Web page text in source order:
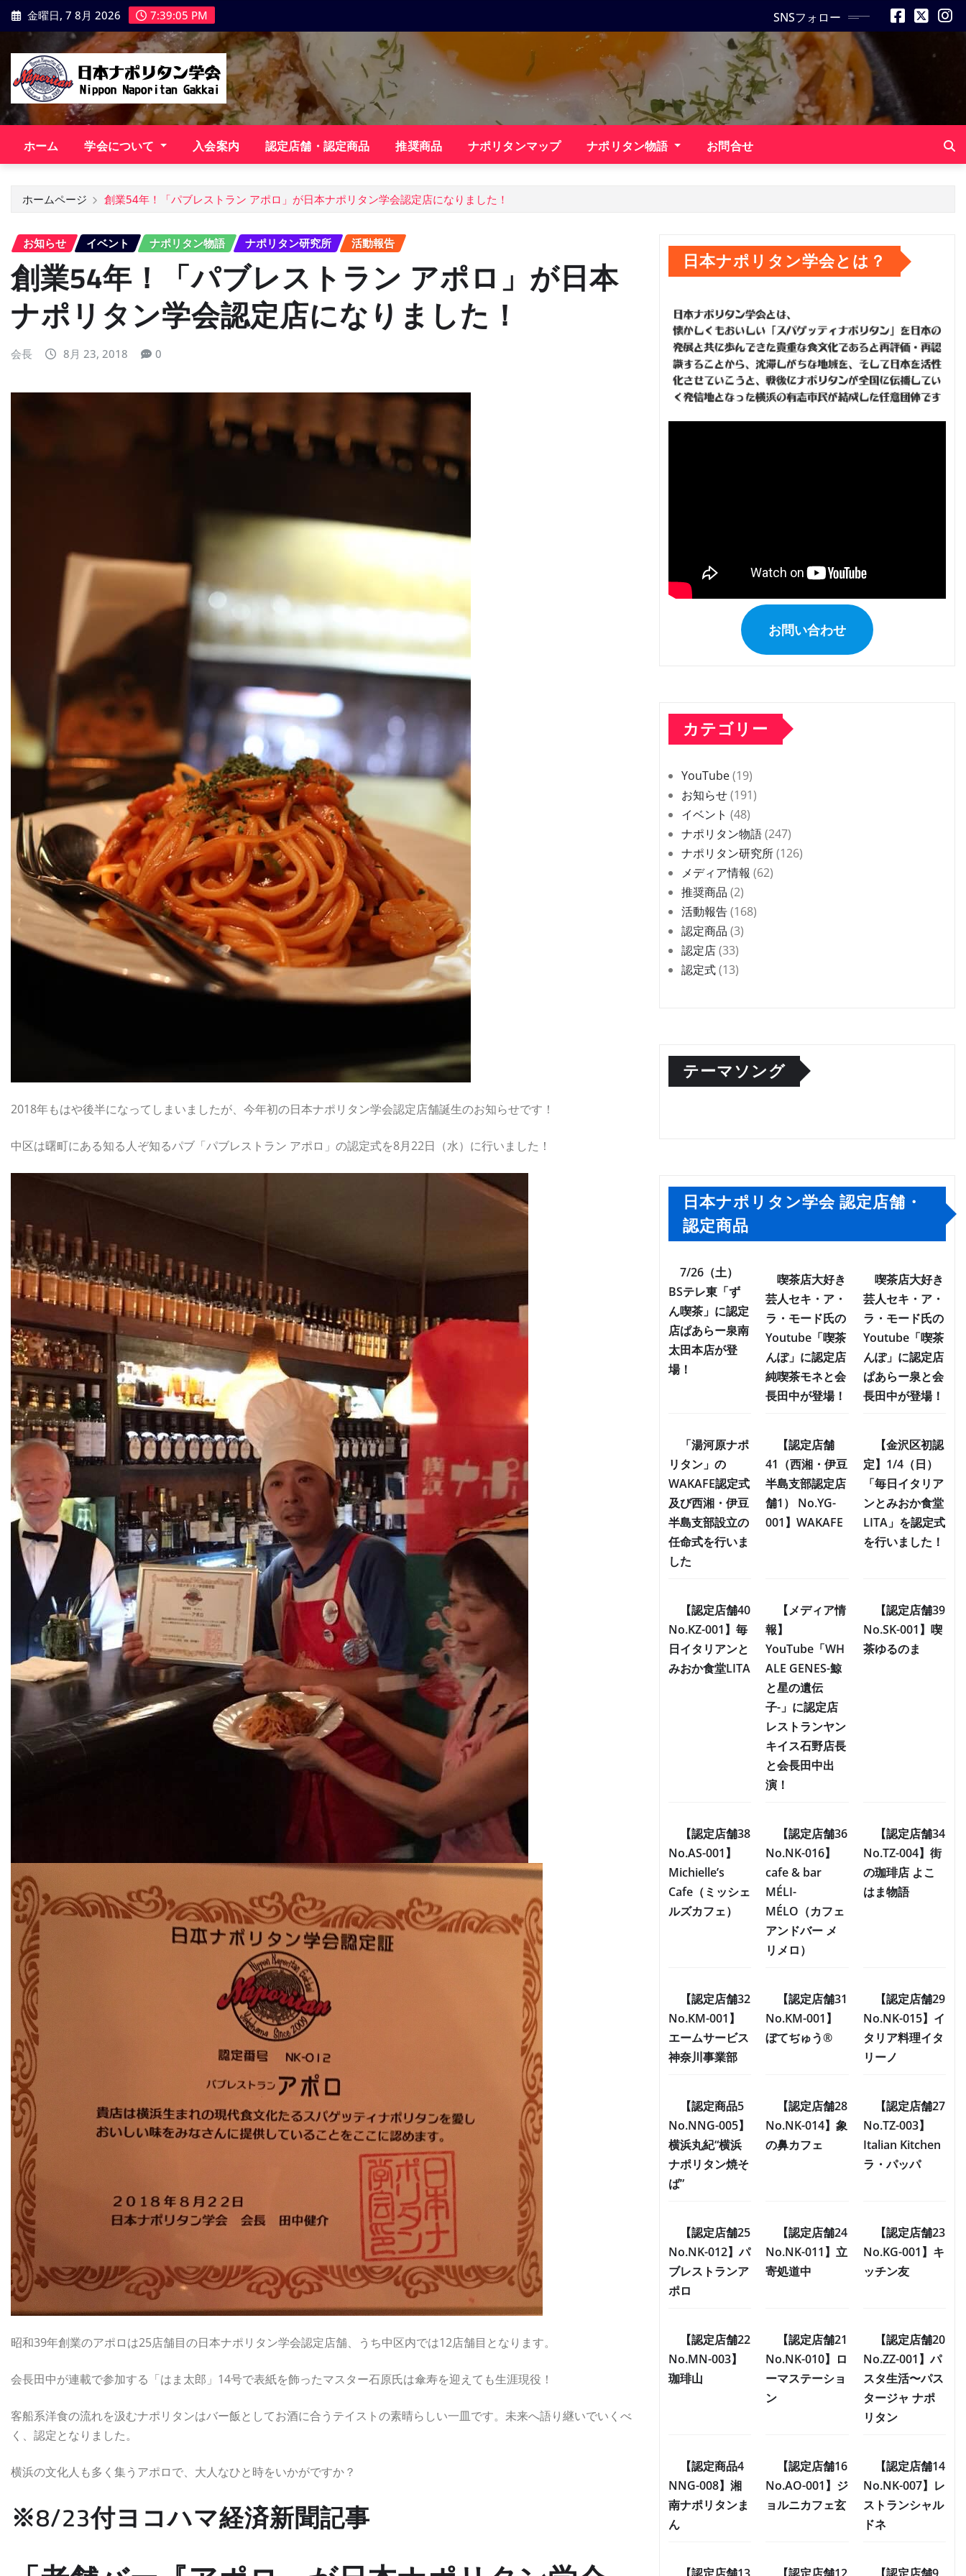
ン
ス
ッ
金曜日, 7 8月 2026 7:39:07 PM SNSフォロー
ホーム 学会について 入会案内 認定店舗・認定商品 推奨商品 ナポリタンマップ ナポリタン物語 お問合せ
ホームページ 創業54年！「パブレストラン アポロ」が日本ナポリタン学会認定店になりました！
お知らせ イベント ナポリタン物語 ナポリタン研究所 活動報告
創業54年！「パブレストラン アポロ」が日本
ナポリタン学会認定店になりました！
会長 8月 23, 2018 0
2018年もはや後半になってしまいましたが、今年初の日本ナポリタン学会認定店舗誕生のお知らせです！
中区は曙町にある知る人ぞ知るパブ「パブレストラン アポロ」の認定式を8月22日（水）に行いました！
昭和39年創業のアポロは25店舗目の日本ナポリタン学会認定店舗、うち中区内では12店舗目となります。
会長田中が連載で参加する「はま太郎」14号で表紙を飾ったマスター石原氏は傘寿を迎えても生涯現役！
客船系洋食の流れを汲むナポリタンはバー飯としてお酒に合うテイストの素晴らしい一皿です。未来へ語り継いでいくべ
く、認定となりました。
横浜の文化人も多く集うアポロで、大人なひと時をいかがですか？
※8/23付ヨコハマ経済新聞記事
日本ナポリタン学会とは？
お問い合わせ
カテゴリー
YouTube(19)
お知らせ(191)
イベント (48)
ナポリタン物語(247)
ナポリタン研究所(126)
メディア情報 (62)
推奨商品 (2)
活動報告(168)
認定商品 (3)
認定店(33)
認定式(13)
テーマソング
日本ナポリタン学会 認定店舗・
認定商品
7/26（土）
BSテレ東「ず
ん喫茶」に認定
店ぱあらー泉南
太田本店が登
場！
喫茶店大好き
芸人セキ・ア・
ラ・モード氏の
Youtube「喫茶
んぽ」に認定店
純喫茶モネと会
長田中が登場！
喫茶店大好き
芸人セキ・ア・
ラ・モード氏の
Youtube「喫茶
んぽ」に認定店
ぱあらー泉と会
長田中が登場！
「湯河原ナポ
リタン」の
WAKAFE認定式
及び西湘・伊豆
半島支部設立の
任命式を行いま
した
【認定店舗
41（西湘・伊豆
半島支部認定店
舗1） No.YG-
001】WAKAFE
【金沢区初認
定】1/4（日）
「毎日イタリア
ンとみおか食堂
LITA」を認定式
を行いました！
【認定店舗40
No.KZ-001】毎
日イタリアンと
みおか食堂LITA
【メディア情
報】
YouTube「WH
ALE GENES-鯨
と星の遺伝
子-」に認定店
レストランヤン
キイス石野店長
と会長田中出
演！
【認定店舗39
No.SK-001】喫
茶ゆるのま
【認定店舗38
No.AS-001】
Michielle’s
Cafe（ミッシェ
ルズカフェ）
【認定店舗36
No.NK-016】
cafe & bar
MÉLI-
MÉLO（カフェ
アンドバー メ
リメロ）
【認定店舗34
No.TZ-004】街
の珈琲店 よこ
はま物語
【認定店舗32
No.KM-001】
エームサービス
神奈川事業部
【認定店舗31
No.KM-001】
ぼてぢゅう®
【認定店舗29
No.NK-015】イ
タリア料理イタ
リーノ
【認定商品5
No.NNG-005】
横浜丸紀“横浜
ナポリタン焼そ
ば”
【認定店舗28
No.NK-014】象
の鼻カフェ
【認定店舗27
No.TZ-003】
Italian Kitchen
ラ・パッパ
【認定店舗25
No.NK-012】パ
ブレストランア
ポロ
【認定店舗24
No.NK-011】立
寄処道中
【認定店舗23
No.KG-001】キ
ッチン友
【認定店舗22
No.MN-003】
珈琲山
【認定店舗21
No.NK-010】ロ
ーマステーショ
ン
【認定店舗20
No.ZZ-001】パ
スタ生活〜パス
タージャ ナポ
リタン
【認定商品4
NNG-008】湘
南ナポリタンま
ん
【認定店舗16
No.AO-001】ジ
ョルニカフェ玄
【認定店舗14
No.NK-007】レ
ストランシャル
ドネ
【認定店舗13 【認定店舗12 【認定店舗9